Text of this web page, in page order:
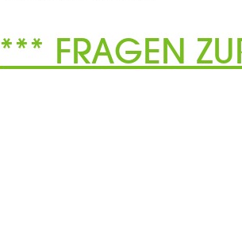
*** FRAGEN